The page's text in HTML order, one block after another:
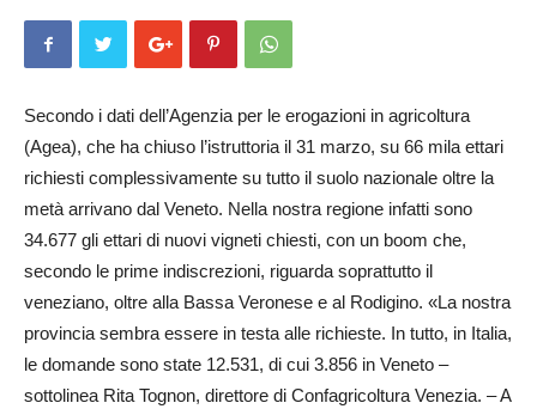
Secondo i dati dell’Agenzia per le erogazioni in agricoltura
(Agea), che ha chiuso l’istruttoria il 31 marzo, su 66 mila ettari
richiesti complessivamente su tutto il suolo nazionale oltre la
metà arrivano dal Veneto. Nella nostra regione infatti sono
34.677 gli ettari di nuovi vigneti chiesti, con un boom che,
secondo le prime indiscrezioni, riguarda soprattutto il
veneziano, oltre alla Bassa Ve­ronese e al Rodigino. «La nostra
provincia sembra essere in testa alle richieste. In tutto, in Italia,
le domande sono state 12.531, di cui 3.856 in Veneto –
sottolinea Rita Tognon, direttore di Confa­gricoltura Venezia. – A